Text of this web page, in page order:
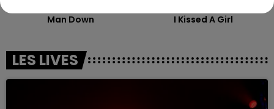
Man Down I Kissed A Girl
LES LIVES